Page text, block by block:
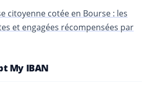
citoyenne cotée en Bourse : les
et engagées récompensées par
My IBAN